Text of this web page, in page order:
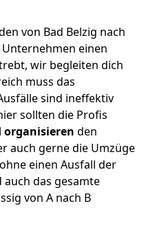
von Bad Belzig nach
einen
wir begleiten dich
muss das
sind ineffektiv
sollten die Profis
organisieren den
auch gerne die Umzüge
einen Ausfall der
das gesamte
von A nach B